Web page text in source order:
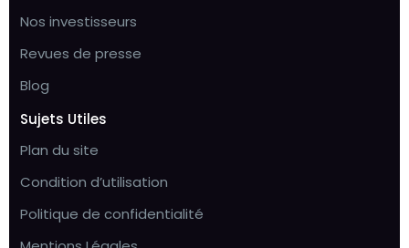
Nos investisseurs
Revues de presse
Blog
Sujets Utiles
Plan du site
Condition d’utilisation
Politique de confidentialité